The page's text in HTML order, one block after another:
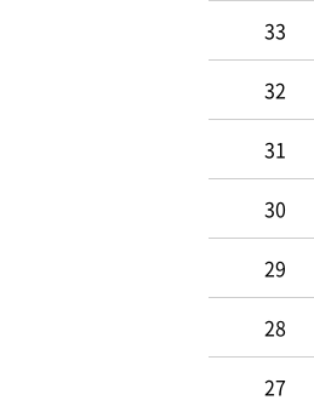
33
32
31
30
29
28
27